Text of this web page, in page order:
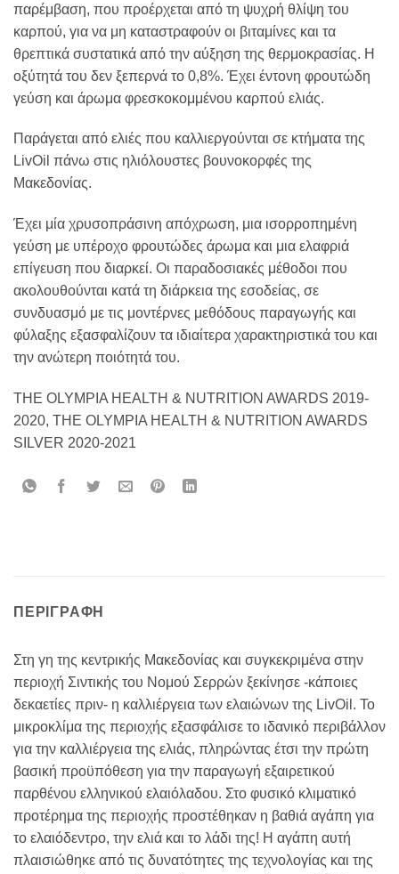
παρέμβαση, που προέρχεται από τη ψυχρή θλίψη του
καρπού, για να μη καταστραφούν οι βιταμίνες και τα
θρεπτικά συστατικά από την αύξηση της θερμοκρασίας. Η
οξύτητά του δεν ξεπερνά το 0,8%. Έχει έντονη φρουτώδη
γεύση και άρωμα φρεσκοκομμένου καρπού ελιάς.
Παράγεται από ελιές που καλλιεργούνται σε κτήματα της
LivOil πάνω στις ηλιόλουστες βουνοκορφές της
Μακεδονίας.
Έχει μία χρυσοπράσινη απόχρωση, μια ισορροπημένη
γεύση με υπέροχο φρουτώδες άρωμα και μια ελαφριά
επίγευση που διαρκεί. Οι παραδοσιακές μέθοδοι που
ακολουθούνται κατά τη διάρκεια της εσοδείας, σε
συνδυασμό με τις μοντέρνες μεθόδους παραγωγής και
φύλαξης εξασφαλίζουν τα ιδιαίτερα χαρακτηριστικά του και
την ανώτερη ποιότητά του.
THE OLYMPIA HEALTH & NUTRITION AWARDS 2019-
2020, THE OLYMPIA HEALTH & NUTRITION AWARDS
SILVER 2020-2021
ΠΕΡΙΓΡΑΦΉ
Στη γη της κεντρικής Μακεδονίας και συγκεκριμένα στην
περιοχή Σιντικής του Νομού Σερρών ξεκίνησε -κάποιες
δεκαετίες πριν- η καλλιέργεια των ελαιώνων της LivOil. Το
μικροκλίμα της περιοχής εξασφάλισε το ιδανικό περιβάλλον
για την καλλιέργεια της ελιάς, πληρώντας έτσι την πρώτη
βασική προϋπόθεση για την παραγωγή εξαιρετικού
παρθένου ελληνικού ελαιόλαδου. Στο φυσικό κλιματικό
προτέρημα της περιοχής προστέθηκαν η βαθιά αγάπη για
το ελαιόδεντρο, την ελιά και το λάδι της! Η αγάπη αυτή
πλαισιώθηκε από τις δυνατότητες της τεχνολογίας και της